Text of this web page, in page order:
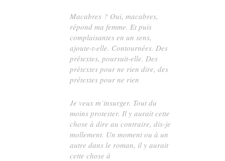
Macabres ? Oui, macabres,
répond ma femme. Et puis
complaisantes en un sens,
ajoute-t-elle. Contournées. Des
prétextes, poursuit-elle. Des
prétextes pour ne rien dire, des
prétextes pour ne rien
Je veux m’insurger. Tout du
moins protester. Il y aurait cette
chose à dire au contraire, dis-je
mollement. Un moment ou à un
autre dans le roman, il y aurait
cette chose à